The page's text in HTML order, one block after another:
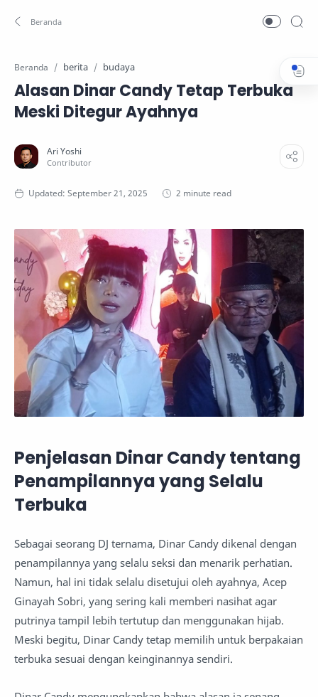
Beranda berita budaya
Alasan Dinar Candy Tetap Terbuka
Meski Ditegur Ayahnya
2 minute read
Penjelasan Dinar Candy tentang
Penampilannya yang Selalu
Terbuka
Sebagai seorang DJ ternama, Dinar Candy dikenal dengan
penampilannya yang selalu seksi dan menarik perhatian.
Namun, hal ini tidak selalu disetujui oleh ayahnya, Acep
Ginayah Sobri, yang sering kali memberi nasihat agar
putrinya tampil lebih tertutup dan menggunakan hijab.
Meski begitu, Dinar Candy tetap memilih untuk berpakaian
terbuka sesuai dengan keinginannya sendiri.